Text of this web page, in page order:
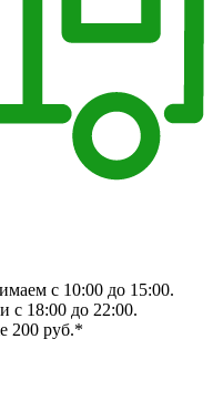
с 10:00 до 15:00.
с 18:00 до 22:00.
200 руб.*